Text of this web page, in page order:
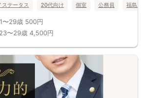
ステータス 20代向け 個室 公務員 福島県
〜29歳 500円
23〜29歳 4,500円